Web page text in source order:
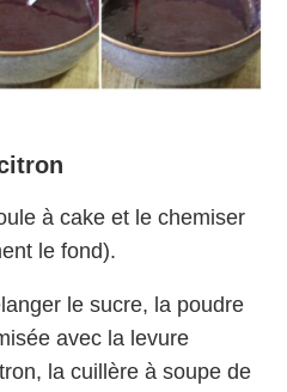
à cake et le chemiser
le fond).
le sucre, la poudre
avec la levure
la cuillère à soupe de